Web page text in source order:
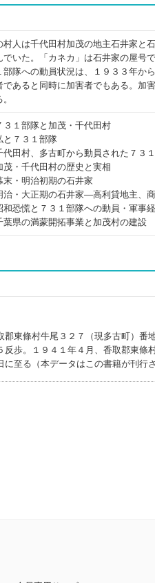
村人は千代田村加茂の地主石井家と
でいた。「カネカ」は石井家の屋号
部隊への動員状況は、１９３３年か
であると同時に加害者でもある。加
１部隊と加茂・千代田村
７３１部隊
田村、多古町から動員された７３
・千代田村の歴史と実相
・明治初期の石井家
・大正期の石井家―高利貸地主、
恐慌と７３１部隊への動員・軍事
県の満蒙開拓事業と加茂村の建設
郡東條村牛尾３２７（現多古町）
歩。１９４１年４月、香取郡東條
至る（本データはこの書籍が刊行